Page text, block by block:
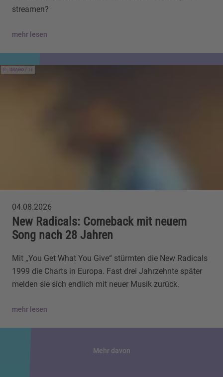
streamen?
mehr lesen
IMAGO / TT
04.08.2026
New Radicals: Comeback mit neuem
Song nach 28 Jahren
Mit „You Get What You Give“ stürmten die New Radicals
1999 die Charts in Europa. Fast drei Jahrzehnte später
melden sie sich endlich mit neuer Musik zurück.
mehr lesen
Mehr davon